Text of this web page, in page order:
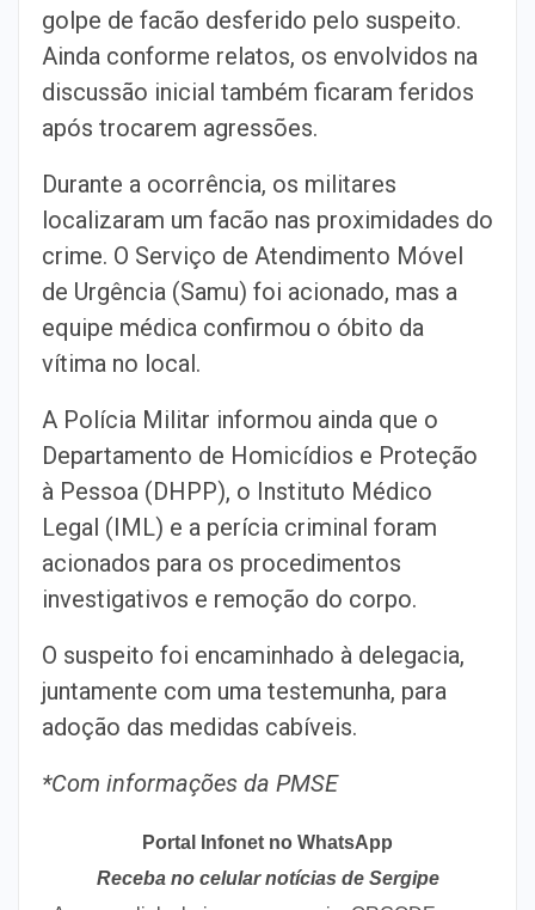
golpe de facão desferido pelo suspeito.
Ainda conforme relatos, os envolvidos na
discussão inicial também ficaram feridos
após trocarem agressões.
Durante a ocorrência, os militares
localizaram um facão nas proximidades do
crime. O Serviço de Atendimento Móvel
de Urgência (Samu) foi acionado, mas a
equipe médica confirmou o óbito da
vítima no local.
A Polícia Militar informou ainda que o
Departamento de Homicídios e Proteção
à Pessoa (DHPP), o Instituto Médico
Legal (IML) e a perícia criminal foram
acionados para os procedimentos
investigativos e remoção do corpo.
O suspeito foi encaminhado à delegacia,
juntamente com uma testemunha, para
adoção das medidas cabíveis.
*Com informações da PMSE
Portal Infonet no WhatsApp
Receba no celular notícias de Sergipe